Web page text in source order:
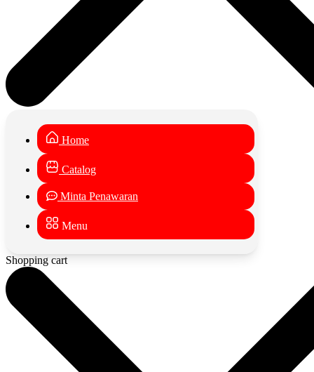
Home
Catalog
Minta Penawaran
Menu
Shopping cart